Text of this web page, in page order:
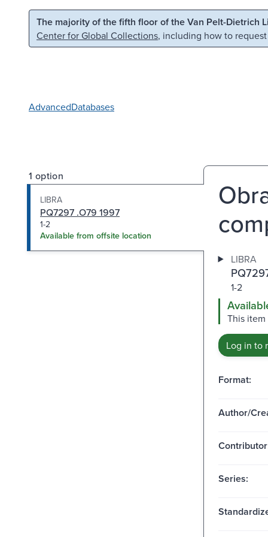
Skip to main content Skip to search
The majority of the fifth floor of the Van Pelt-Dietrich
Center for Global Collections, including how to
AdvancedDatabases
1 option
LIBRA
PQ7297 .O79 1997
1-2
Available from offsite location
LIBRA
1-2
This
Log in to
Format:
Author/
Series: